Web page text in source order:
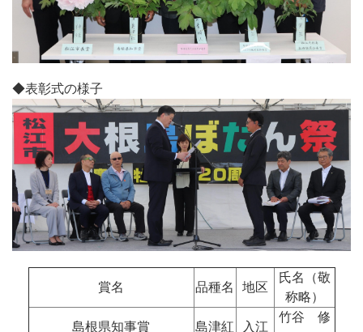
◆表彰式の様子
賞名 品種名 地区
氏名（敬
称略）
島根県知事賞 島津紅 入江
竹谷 修